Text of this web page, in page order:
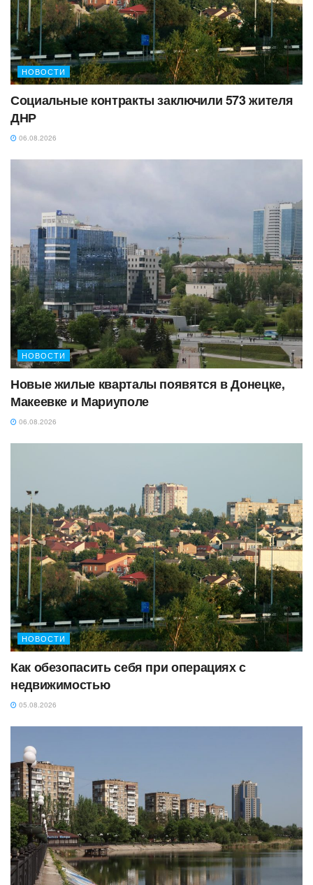
НОВОСТИ
Социальные контракты заключили 573 жителя
ДНР
06.08.2026
НОВОСТИ
Новые жилые кварталы появятся в Донецке,
Макеевке и Мариуполе
06.08.2026
НОВОСТИ
Как обезопасить себя при операциях с
недвижимостью
05.08.2026